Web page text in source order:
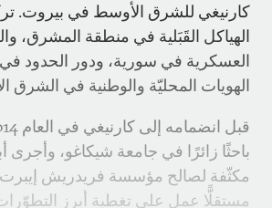
كارنيغي للشرق الأوسط في بيروت.
الهياكل القَبَلية في منطقة المشرق،
العسكرية في سورية، ودور الحدود
الهويات المحليّة والوطنية في الشرق
باحثًا زائرًا في جامعة شيكاغو، وأجرى
مكثّفة لصالح مؤسسة فريدريش
مستقلًّا عمل على تغطية أبرز